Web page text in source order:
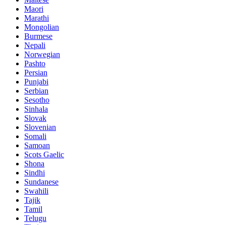
Maori
Marathi
Mongolian
Burmese
Nepali
Norwegian
Pashto
Persian
Punjabi
Serbian
Sesotho
Sinhala
Slovak
Slovenian
Somali
Samoan
Scots Gaelic
Shona
Sindhi
Sundanese
Swahili
Tajik
Tamil
Telugu